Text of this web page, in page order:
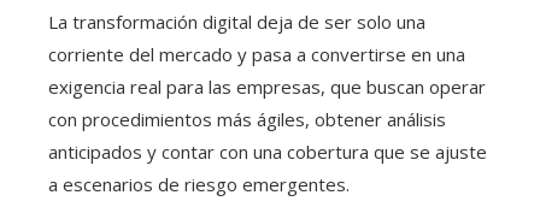
La transformación digital deja de ser solo una
corriente del mercado y pasa a convertirse en una
exigencia real para las empresas, que buscan operar
con procedimientos más ágiles, obtener análisis
anticipados y contar con una cobertura que se ajuste
a escenarios de riesgo emergentes.